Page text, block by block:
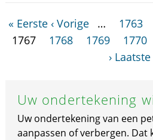
« Eerste ‹ Vorige … 1763
1767
1768 1769 1770
› Laatste
Uw ondertekening
Uw ondertekening van een
aanpassen of verbergen. Dat